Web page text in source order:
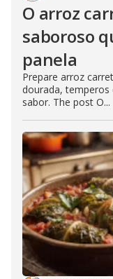
O arroz
saboroso
panela
Prepare arroz
dourada, temperos
sabor. The post O...